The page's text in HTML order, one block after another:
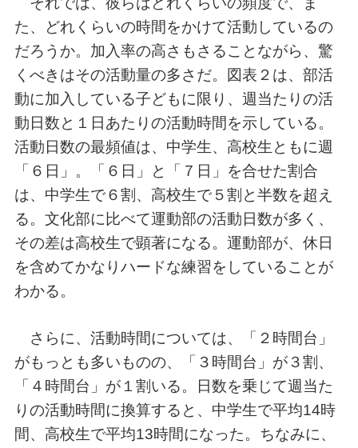
た、どれくらいの時間をかけて活動しているの
だろうか。加入率の高さもさることながら、驚
くべきはその活動量の多さだ。図表２は、部活
動に加入している子どもに限り、週当たりの活
動日数と１日あたりの活動時間を示している。
活動日数の最頻値は、中学生、高校生ともに週
「６日」。「６日」と「７日」を合せた割合
は、中学生で６割、高校生で５割と半数を超え
る。文化部に比べて運動部の活動日数が多く、
その差は高校生で顕著になる。運動部が、休日
を含めてかなりハードな練習をしていることが
わかる。
さらに、活動時間については、「２時間台」
がもっとも多いものの、「３時間台」が３割、
「４時間台」が１割いる。日数を乗じて週当た
りの活動時間に換算すると、中学生で平均14時
間、高校生で平均13時間になった。ちなみに、